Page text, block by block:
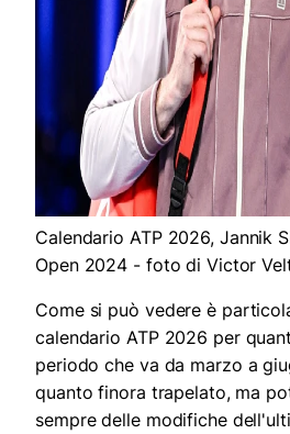
Calendario ATP 2026, Jannik
Open 2024 - foto di Victor
Come si può vedere è
calendario ATP 2026 per
periodo che va da marzo a
quanto finora trapelato, ma
sempre delle modifiche